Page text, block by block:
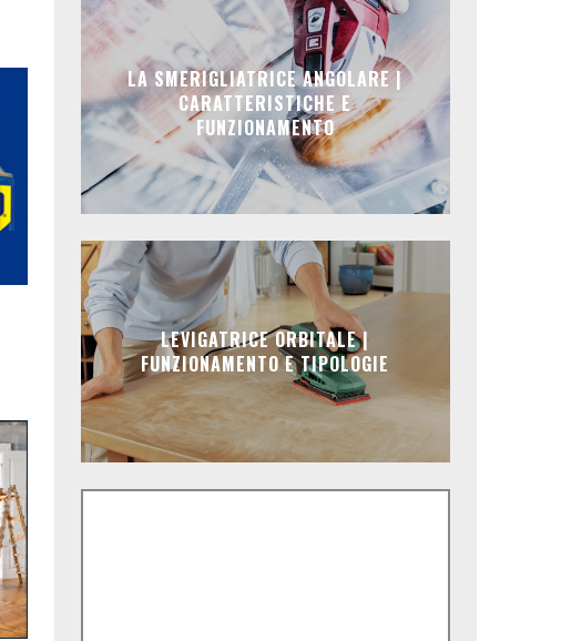
LA SMERIGLIATRICE ANGOLARE |
CARATTERISTICHE E
FUNZIONAMENTO
LEVIGATRICE ORBITALE |
FUNZIONAMENTO E TIPOLOGIE